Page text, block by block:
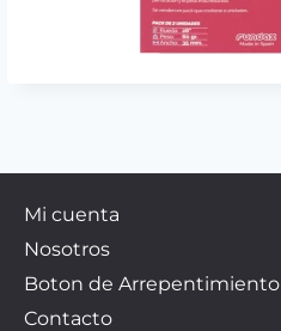
Mi cuenta
Nosotros
Boton de Arrepentimiento
Contacto